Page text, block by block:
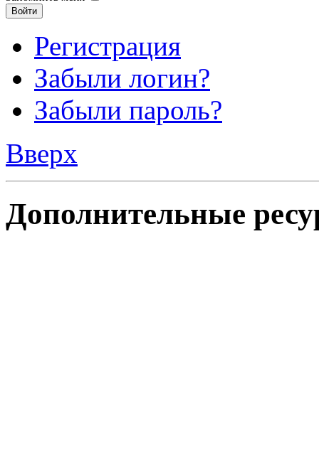
Войти
Регистрация
Забыли логин?
Забыли пароль?
Вверх
Дополнительные